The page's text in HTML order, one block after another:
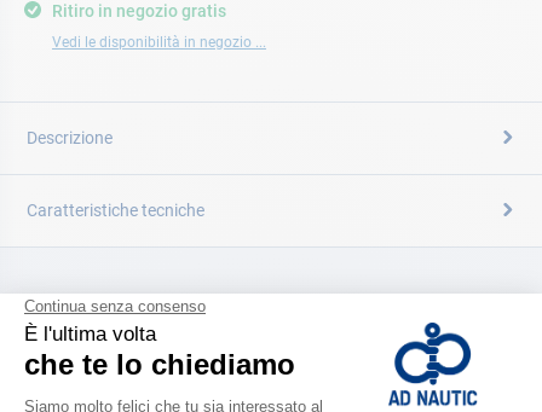
Ritiro in negozio gratis
Vedi le disponibilità in negozio ...
Descrizione
Caratteristiche tecniche
CATALOGARE
Scopri la